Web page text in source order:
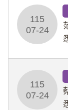
115
07-24
115
07-24